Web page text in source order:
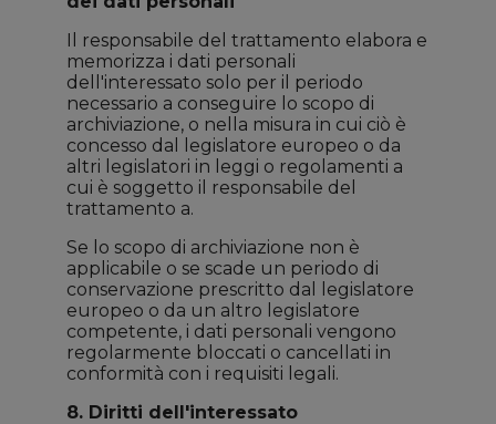
Il responsabile del trattamento elabora e
memorizza i dati personali
dell'interessato solo per il periodo
necessario a conseguire lo scopo di
archiviazione, o nella misura in cui ciò è
concesso dal legislatore europeo o da
altri legislatori in leggi o regolamenti a
cui è soggetto il responsabile del
trattamento a.
Se lo scopo di archiviazione non è
applicabile o se scade un periodo di
conservazione prescritto dal legislatore
europeo o da un altro legislatore
competente, i dati personali vengono
regolarmente bloccati o cancellati in
conformità con i requisiti legali.
8. Diritti dell'interessato